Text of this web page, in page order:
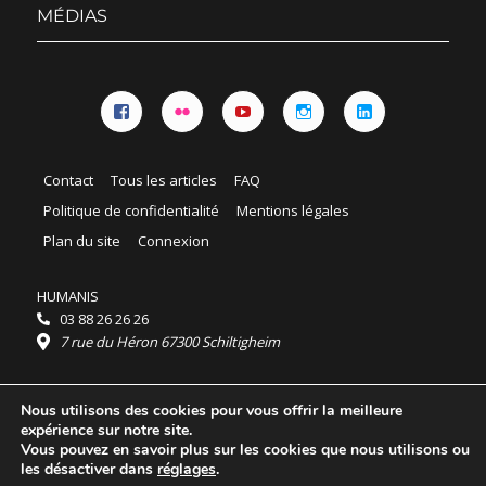
MÉDIAS
Contact Tous les articles
FAQ
Politique de confidentialité
Mentions légales
Plan du site
Connexion
HUMANIS
03 88 26 26 26
7 rue du Héron 67300 Schiltigheim
Horaires :
HUMANIS : du lundi au vendredi 9h - 18h
Ordidocaz : du lundi au vendredi 8h - 19h
© 2025 HUMANIS, tous droits réservés.
Licence Creative Commons Attribution 4.0
Nous utilisons des cookies pour vous offrir la meilleure
expérience sur notre site.
Vous pouvez en savoir plus sur les cookies que nous utilisons ou
les désactiver dans réglages.